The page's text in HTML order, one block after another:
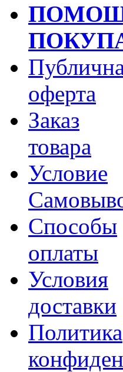
оферта
Заказ
товара
Условие
Способы
оплаты
Условия
доставки
Политика